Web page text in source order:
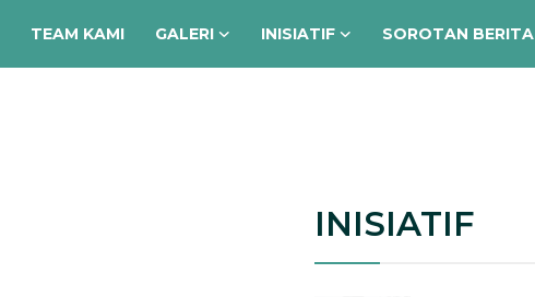
TEAM KAMI GALERI INISIATIF SOROTAN BERITA
INISIATIF